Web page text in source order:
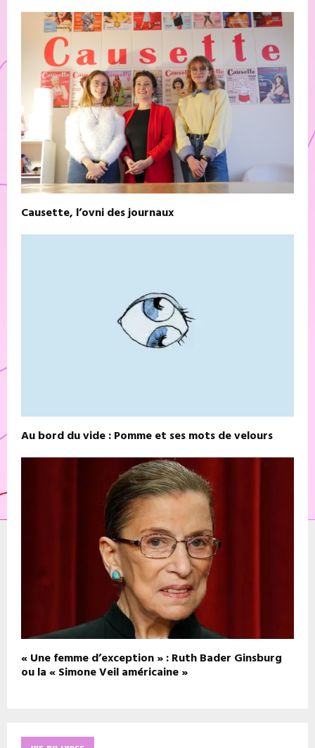
Causette, l’ovni des journaux
Au bord du vide : Pomme et ses mots de velours
« Une femme d’exception » : Ruth Bader Ginsburg
ou la « Simone Veil américaine »